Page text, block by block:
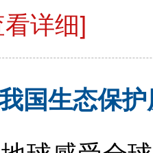
详细]
国生态保